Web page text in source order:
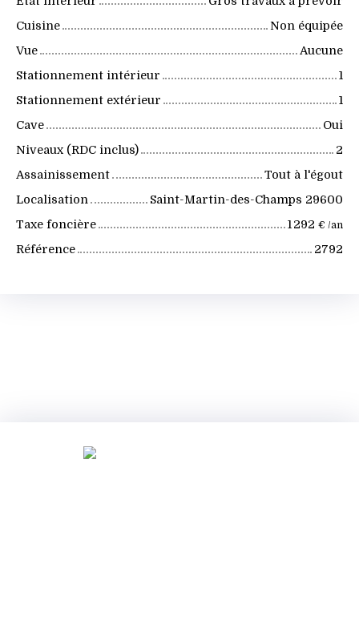
Cuisine
Non équipée
Vue
Aucune
Stationnement intérieur
1
Stationnement extérieur
1
Cave
Oui
Niveaux (RDC inclus)
2
Assainissement
Tout à l'égout
Localisation
Saint-Martin-des-Champs 29600
Taxe foncière
1 292 € /an
Référence 2792